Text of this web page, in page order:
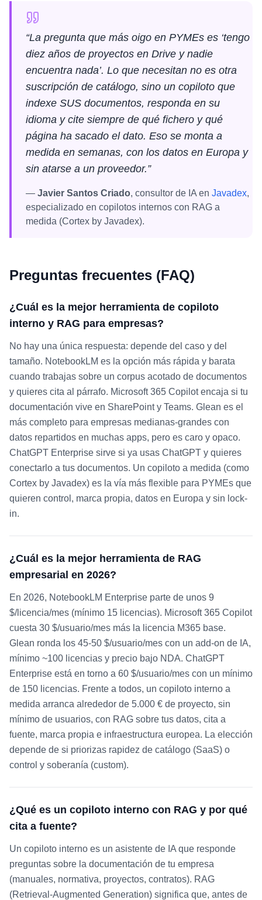
“La pregunta que más oigo en PYMEs es ‘tengo
diez años de proyectos en Drive y nadie
encuentra nada’. Lo que necesitan no es otra
suscripción de catálogo, sino un copiloto que
indexe SUS documentos, responda en su
idioma y cite siempre de qué fichero y qué
página ha sacado el dato. Eso se monta a
medida en semanas, con los datos en Europa y
sin atarse a un proveedor.”
— Javier Santos Criado, consultor de IA en Javadex,
especializado en copilotos internos con RAG a
medida (Cortex by Javadex).
Preguntas frecuentes (FAQ)
¿Cuál es la mejor herramienta de copiloto
interno y RAG para empresas?
No hay una única respuesta: depende del caso y del
tamaño. NotebookLM es la opción más rápida y barata
cuando trabajas sobre un corpus acotado de documentos
y quieres cita al párrafo. Microsoft 365 Copilot encaja si tu
documentación vive en SharePoint y Teams. Glean es el
más completo para empresas medianas-grandes con
datos repartidos en muchas apps, pero es caro y opaco.
ChatGPT Enterprise sirve si ya usas ChatGPT y quieres
conectarlo a tus documentos. Un copiloto a medida (como
Cortex by Javadex) es la vía más flexible para PYMEs que
quieren control, marca propia, datos en Europa y sin lock-
in.
¿Cuál es la mejor herramienta de RAG
empresarial en 2026?
En 2026, NotebookLM Enterprise parte de unos 9
$/licencia/mes (mínimo 15 licencias). Microsoft 365 Copilot
cuesta 30 $/usuario/mes más la licencia M365 base.
Glean ronda los 45-50 $/usuario/mes con un add-on de IA,
mínimo ~100 licencias y precio bajo NDA. ChatGPT
Enterprise está en torno a 60 $/usuario/mes con un mínimo
de 150 licencias. Frente a todos, un copiloto interno a
medida arranca alrededor de 5.000 € de proyecto, sin
mínimo de usuarios, con RAG sobre tus datos, cita a
fuente, marca propia e infraestructura europea. La elección
depende de si priorizas rapidez de catálogo (SaaS) o
control y soberanía (custom).
¿Qué es un copiloto interno con RAG y por qué
cita a fuente?
Un copiloto interno es un asistente de IA que responde
preguntas sobre la documentación de tu empresa
(manuales, normativa, proyectos, contratos). RAG
(Retrieval-Augmented Generation) significa que, antes de